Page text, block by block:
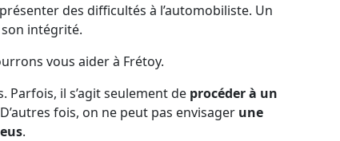
des difficultés à l’automobiliste. Un
intégrité.
vous aider à Frétoy.
Parfois, il s’agit seulement de procéder à un
fois, on ne peut pas envisager une
.